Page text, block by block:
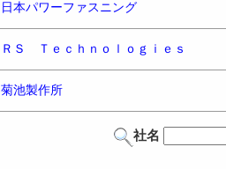
日本パワーファスニング
ＲＳ Ｔｅｃｈｎｏｌｏｇｉｅｓ
菊池製作所
社名